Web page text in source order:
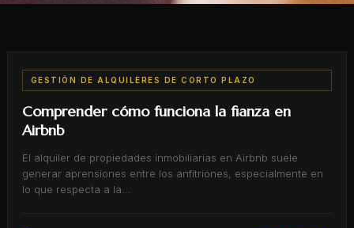
GESTIÓN DE ALQUILERES DE CORTO PLAZO
Comprender cómo funciona la fianza en
Airbnb
El alquiler de propiedades inmobiliarias en Airbnb suele
generar aprensiones entre los anfitriones, especialmente en
lo que respecta a la…